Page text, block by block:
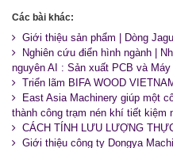
Các bài khác:
Giới thiệu sản phẩm | Dòng
Nghiên cứu điển hình ngành |
nguyên AI : Sản xuất PCB và
Triển lãm BIFA WOOD
East Asia Machinery giúp một
thành công trạm nén khí tiết kiệm
CÁCH TÍNH LƯU LƯỢNG
Giới thiệu công ty Dongya